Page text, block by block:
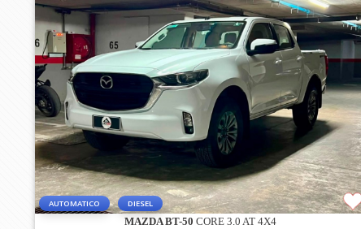
AUTOMATICO DIESEL
MAZDA BT-50 CORE 3.0 AT 4X4